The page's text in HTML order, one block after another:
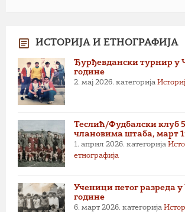
ИСТОРИЈА И ЕТНОГРАФИЈА
Ђурђевдански турнир у
године
2. мај 2026. категорија
Теслић/Фудбалски клуб
члановима штаба, март
1. април 2026. категорија
етнографија
Ученици петог разреда у
године
6. март 2026. категорија